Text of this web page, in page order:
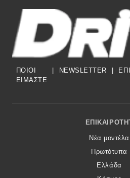
ΠΟΙΟΙ
ΕΙΜΑΣΤΕ
| NEWSLETTER |
Footer Menu
Νέα μοντέλα
Πρωτότυπα
Ελλάδα